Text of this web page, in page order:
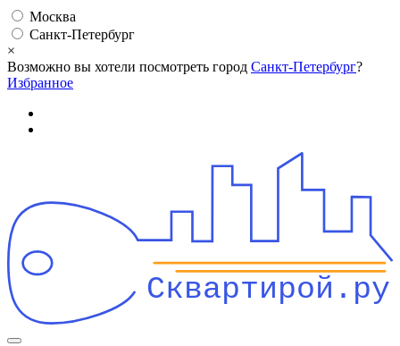
Москва
Санкт-Петербург
×
Возможно вы хотели посмотреть город Санкт-Петербург?
Избранное
Сквартирой.ру